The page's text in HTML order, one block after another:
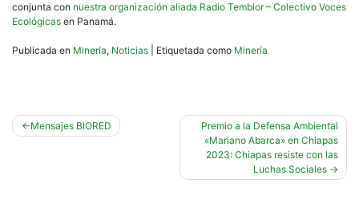
conjunta con nuestra organización aliada Radio Temblor – Colectivo Voces
Ecológicas en Panamá.
Publicada en Minería, Noticias Etiquetada como Minería
Navegación
Mensajes BIORED
Premio a la Defensa Ambiental
«Mariano Abarca» en Chiapas
2023: Chiapas resiste con las
Luchas Sociales